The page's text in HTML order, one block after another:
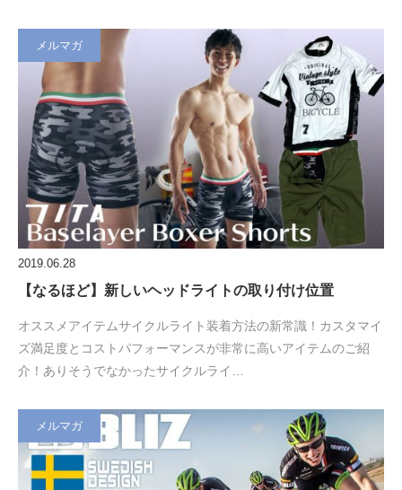
メルマガ
2019.06.28
【なるほど】新しいヘッドライトの取り付け位置
オススメアイテムサイクルライト装着方法の新常識！カスタマイ
ズ満足度とコストパフォーマンスが非常に高いアイテムのご紹
介！ありそうでなかったサイクルライ…
メルマガ